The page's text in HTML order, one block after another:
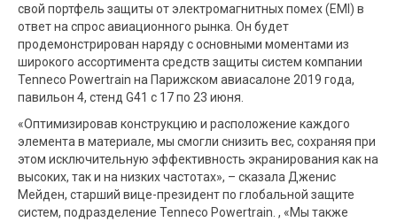
свой портфель защиты от электромагнитных помех (EMI) в
ответ на спрос авиационного рынка. Он будет
продемонстрирован наряду с основными моментами из
широкого ассортимента средств защиты систем компании
Tenneco Powertrain на Парижском авиасалоне 2019 года,
павильон 4, стенд G41 с 17 по 23 июня.
«Оптимизировав конструкцию и расположение каждого
элемента в материале, мы смогли снизить вес, сохраняя при
этом исключительную эффективность экранирования как на
высоких, так и на низких частотах», – сказала Дженис
Мейден, старший вице-президент по глобальной защите
систем, подразделение Tenneco Powertrain. , «Мы также